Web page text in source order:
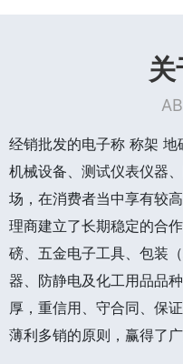
经销批发的电子称 称架 地
机械设备、测试仪表仪器
场，在消费者当中享有较
理商建立了长期稳定的合
磅、五金电子工具、包装
器、防静电及化工用品品
厚，重信用、守合同、保
薄利多销的原则，赢得了广